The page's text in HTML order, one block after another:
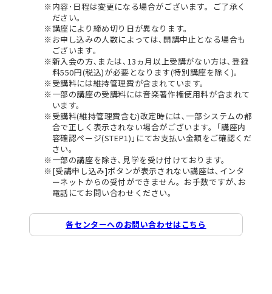
内容･日程は変更になる場合がございます。ご了承く
ださい。
講座により締め切り日が異なります。
お申し込みの人数によっては､開講中止となる場合も
ございます。
新入会の方､または､13ヵ月以上受講がない方は､登録
料550円(税込)が必要となります(特別講座を除く)。
受講料には維持管理費が含まれています。
一部の講座の受講料には音楽著作権使用料が含まれて
います。
受講料(維持管理費含む)改定時には､一部システムの都
合で正しく表示されない場合がございます。｢講座内
容確認ページ(STEP1)｣にてお支払い金額をご確認くだ
さい。
一部の講座を除き､見学を受け付けております。
[受講申し込み]ボタンが表示されない講座は､インタ
ーネットからの受付ができません。お手数ですが､お
電話にてお問い合わせください。
各センターへのお問い合わせはこちら